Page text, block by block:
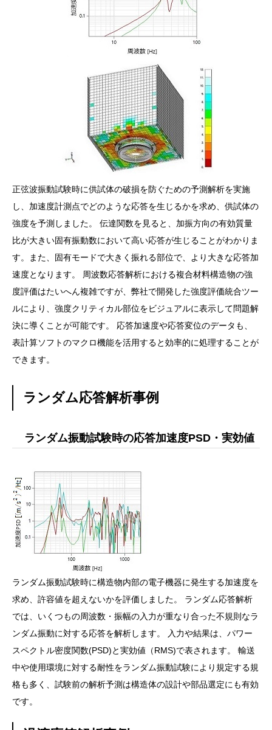
正弦波振動試験時に供試体の破損を防ぐための予測解析を実施
し、加速度計測点でどのような応答を生じるかを求め、供試体の
強度を予測しました。 伝達関数を見ると、加振方向の有効質量
比が大きい固有振動数において高い応答が生じることがわかりま
す。また、固有モードで大きく振れる部位で、より大きな応答加
速度となります。 周波数応答解析における複合材料構造物の強
度評価はたいへん複雑ですが、弊社で開発した強度評価統合ツー
ルにより、強度クリティカル部位をビジュアルに表示して問題解
決に導くことが可能です。 応答加速度や応答変位のデータも、
表計算ソフトのマクロ機能を活用すると効率的に処理することが
できます。
ランダム応答解析事例
ランダム振動試験時の応答加速度PSD・実効値
ランダム振動試験時に構造物内部の電子機器に発生する加速度を
求め、許容値を超えないかを評価しました。 ランダム応答解析
では、いくつもの周波数・振幅の入力が重なり合った不規則なラ
ンダム振動に対する応答を解析します。 入力や結果は、パワー
スペクトル密度関数(PSD)と実効値（RMS)で表されます。 輸送
中や使用環境に対する耐性をランダム振動試験により規定する規
格も多く、試験前の解析予測は構造体の設計や部品選定にも有効
です。